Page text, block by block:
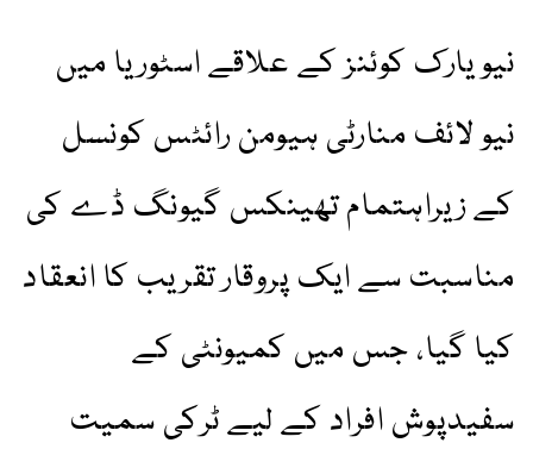
نیو یارک کوئنز کے علاقے اسٹوریا میں
نیو لائف منارٹی ہیومن رائٹس کونسل
کے زیراہتمام تھینکس گیونگ ڈے کی
مناسبت سے ایک پروقار تقریب کا انعقاد
کیا گیا، جس میں کمیونٹی کے
سفیدپوش افراد کے لیے ٹرکی سمیت